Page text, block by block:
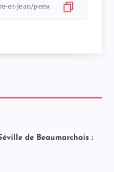
de Beaumarchais :